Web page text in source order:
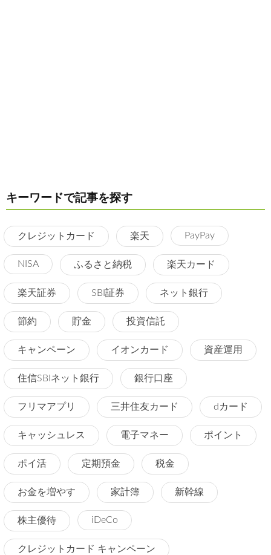
キーワードで記事を探す
クレジットカード 楽天 PayPay
NISA ふるさと納税 楽天カード
楽天証券 SBI証券 ネット銀行
節約 貯金 投資信託
キャンペーン イオンカード 資産運用
住信SBIネット銀行 銀行口座
フリマアプリ 三井住友カード dカード
キャッシュレス 電子マネー ポイント
ポイ活 定期預金 税金
お金を増やす 家計簿 新幹線
株主優待 iDeCo
クレジットカード キャンペーン